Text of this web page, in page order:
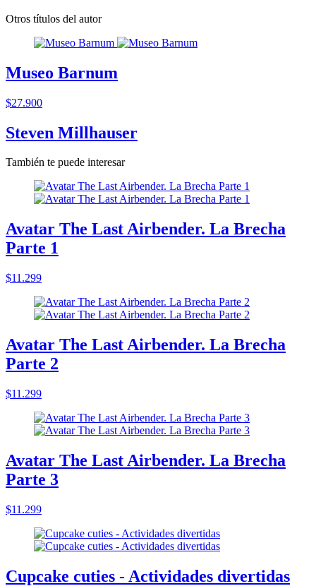
Otros títulos del autor
Museo Barnum
$27.900
Steven Millhauser
También te puede interesar
Avatar The Last Airbender. La Brecha
Parte 1
$11.299
Avatar The Last Airbender. La Brecha
Parte 2
$11.299
Avatar The Last Airbender. La Brecha
Parte 3
$11.299
Cupcake cuties - Actividades divertidas